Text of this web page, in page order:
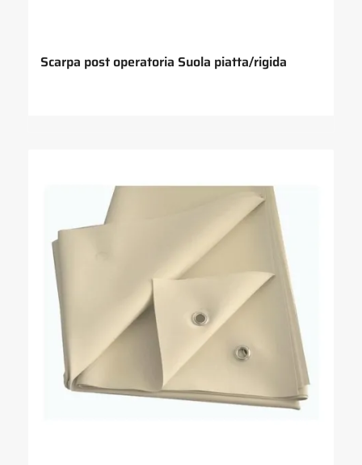
Scarpa post operatoria Suola piatta/rigida